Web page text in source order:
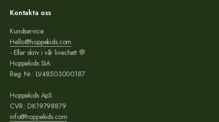
Kontakta oss
Kundservice:
Hello@hoppekids.com
- Eller skriv i vår livechatt 💬
Hoppekids SIA
Reg. Nr.: LV48503000187
Hoppekids ApS
CVR.: DK19798879
info@hoppekids.com